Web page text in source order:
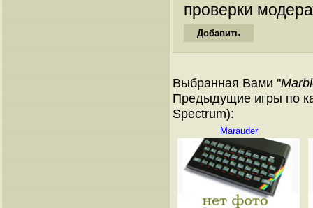
проверки
Выбранная Вами "
Предыдущие игры по
Spectrum):
Marauder